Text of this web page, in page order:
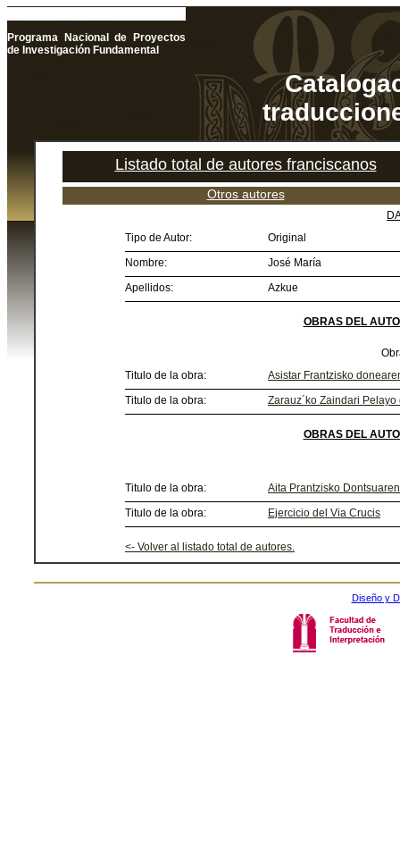
Programa Nacional de Proyectos
de Investigación Fundamental
Listado total de autores franciscanos
Otros autores
Tipo de Autor:
Original
Nombre:
José María
Apellidos:
Azkue
OBRAS DEL
Titulo de la obra:
Asistar Frantzisko
Titulo de la obra:
Zarauz´ko Zaindari
OBRAS DEL
Titulo de la obra:
Aita Prantzisko
Titulo de la obra:
Ejercicio del Via Crucis
<- Volver al listado total de autores.
Diseño y